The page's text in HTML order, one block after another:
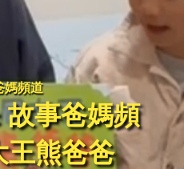
媽頻道
故事爸媽頻
王熊爸爸